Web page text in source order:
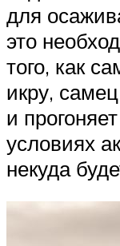
для
это
того, как
икру,
и
условиях
некуда